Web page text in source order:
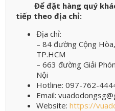
Để đặt hàng quý
tiếp theo địa chỉ:
Địa chỉ:
– 84 đường Cộng
TP.HCM
– 663 đường Giải
Nội
Hotline: 097-762-
Email:
Website: https://